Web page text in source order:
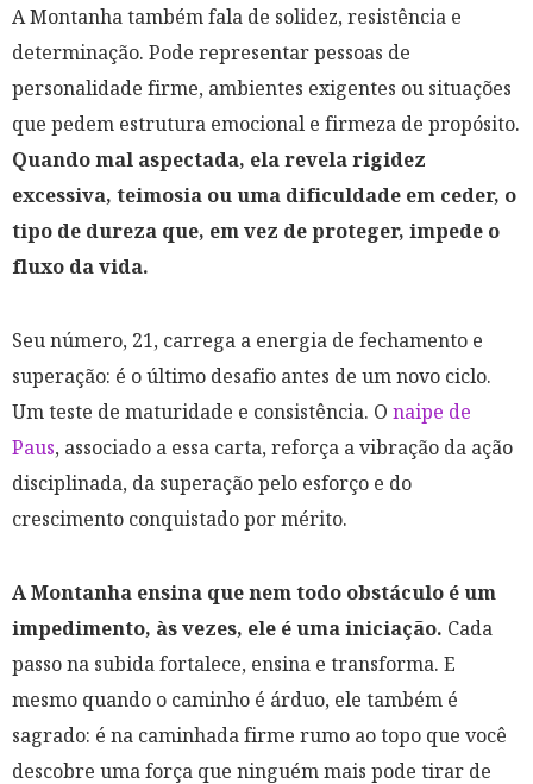
A Montanha também fala de solidez, resistência e
determinação. Pode representar pessoas de
personalidade firme, ambientes exigentes ou situações
que pedem estrutura emocional e firmeza de propósito.
Quando mal aspectada, ela revela rigidez
excessiva, teimosia ou uma dificuldade em ceder, o
tipo de dureza que, em vez de proteger, impede o
fluxo da vida.
Seu número, 21, carrega a energia de fechamento e
superação: é o último desafio antes de um novo ciclo.
Um teste de maturidade e consistência. O naipe de
Paus, associado a essa carta, reforça a vibração da ação
disciplinada, da superação pelo esforço e do
crescimento conquistado por mérito.
A Montanha ensina que nem todo obstáculo é um
impedimento, às vezes, ele é uma iniciação. Cada
passo na subida fortalece, ensina e transforma. E
mesmo quando o caminho é árduo, ele também é
sagrado: é na caminhada firme rumo ao topo que você
descobre uma força que ninguém mais pode tirar de